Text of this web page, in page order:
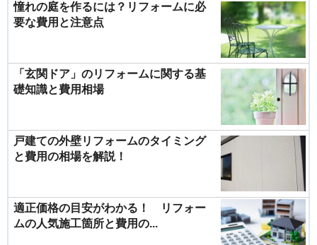
憧れの庭を作るには？リフォームに必
要な費用と注意点
「玄関ドア」のリフォームに関する基
礎知識と費用相場
戸建ての外壁リフォームのタイミング
と費用の相場を解説！
適正価格の目安がわかる！ リフォー
ムの人気施工箇所と費用の...